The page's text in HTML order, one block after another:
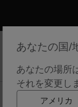
あなたの国/
あなたの場所
それを変更し
ホーム •